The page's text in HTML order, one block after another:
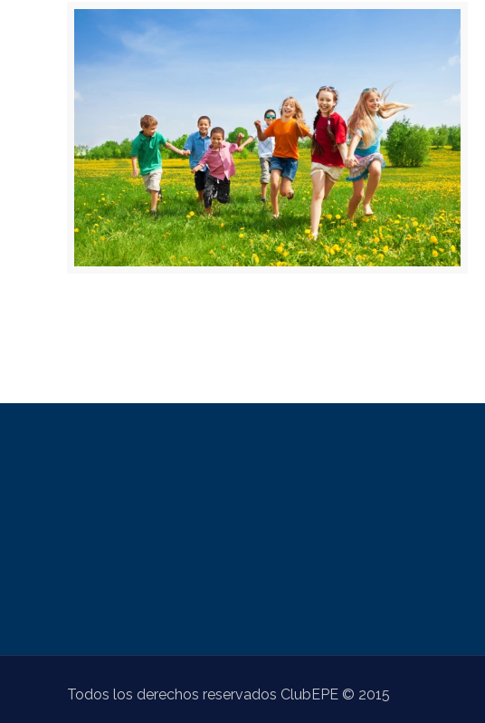
Todos los derechos reservados ClubEPE © 2015